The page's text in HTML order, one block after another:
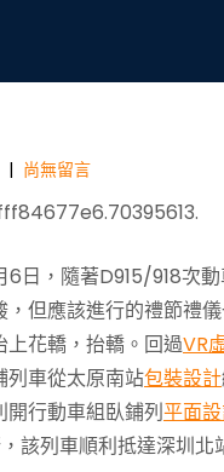
08靠設計包裝山西
| 尚無留言
日，隨著D915/918次
，但應該進行的禮節禮
上花轎，抬轎。回過VR
列車從太原南站包裝設計
開行動車組臥鋪列平面
該列車順利抵達深圳北